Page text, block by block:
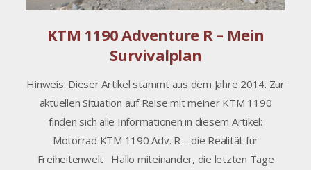
KTM 1190 Adventure R – Mein
Survivalplan
Hinweis: Dieser Artikel stammt aus dem Jahre 2014. Zur
aktuellen Situation auf Reise mit meiner KTM 1190
finden sich alle Informationen in diesem Artikel:
Motorrad KTM 1190 Adv. R – die Realität für
Freiheitenwelt Hallo miteinander, die letzten Tage